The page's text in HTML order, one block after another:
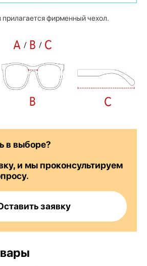
фирменный чехол.
в выборе?
и мы проконсультируем
заявку